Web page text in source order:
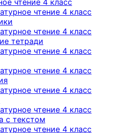
чтение 4 класс
чтение 4 класс
чтение 4 класс
тетради
чтение 4 класс
чтение 4 класс
чтение 4 класс
чтение 4 класс
с текстом
чтение 4 класс